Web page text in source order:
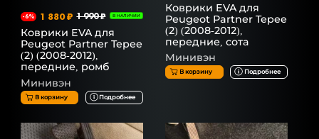
-6% 1 880 ₽ 1 990 ₽ В НАЛИЧИИ
Коврики EVA для
Peugeot Partner Tepee
(2) (2008-2012),
передние, ромб
Минивэн
В корзину Подробнее
Коврики EVA для
Peugeot Partner Tepee
(2) (2008-2012),
передние, сота
Минивэн
В корзину Подробнее